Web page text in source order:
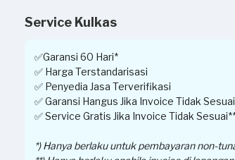
Service Kulkas
✅Garansi 60 Hari*
✅ Harga Terstandarisasi
✅ Penyedia Jasa Terverifikasi
✅ Garansi Hangus Jika Invoice Tidak
✅ Service Gratis Jika Invoice Tidak
*) Hanya berlaku untuk pembayaran non-